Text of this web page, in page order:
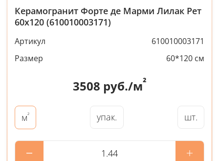
Керамогранит Форте де Марми Лилак Рет
60x120 (610010003171)
Артикул
610010003171
Размер
60*120 см
3508 руб./м²
м² упак. шт.